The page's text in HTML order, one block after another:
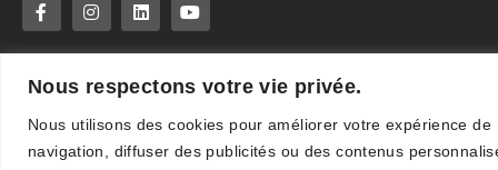
Nous respectons votre vie privée.
Nous utilisons des cookies pour améliorer votre expérience de
navigation, diffuser des publicités ou des contenus
Réalisation : Charles-Henry Lamitié
https://www.charleshenrylamitie.com